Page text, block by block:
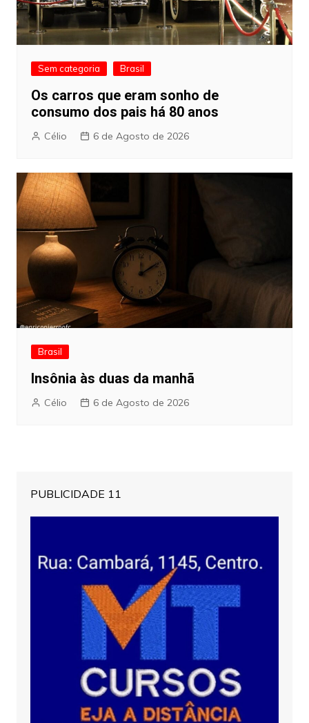
Sem categoria Brasil
Os carros que eram sonho de
consumo dos pais há 80 anos
Célio 6 de Agosto de 2026
Brasil
Insônia às duas da manhã
Célio 6 de Agosto de 2026
PUBLICIDADE 11